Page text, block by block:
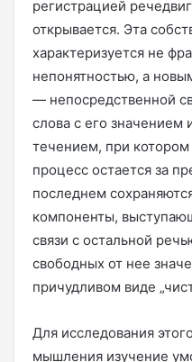
регистрацией
открывается. Эта
характеризуется не
непонятностью, а
— непосредственной
слова с его значением
течением, при
процесс остается за
последнем
компоненты,
связи с остальной
свободных от нее
причудливом виде
Для исследования
мышления изучение